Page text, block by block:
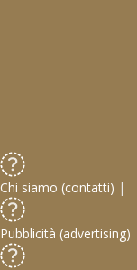
Chi siamo (contatti) |
Pubblicità (advertising)